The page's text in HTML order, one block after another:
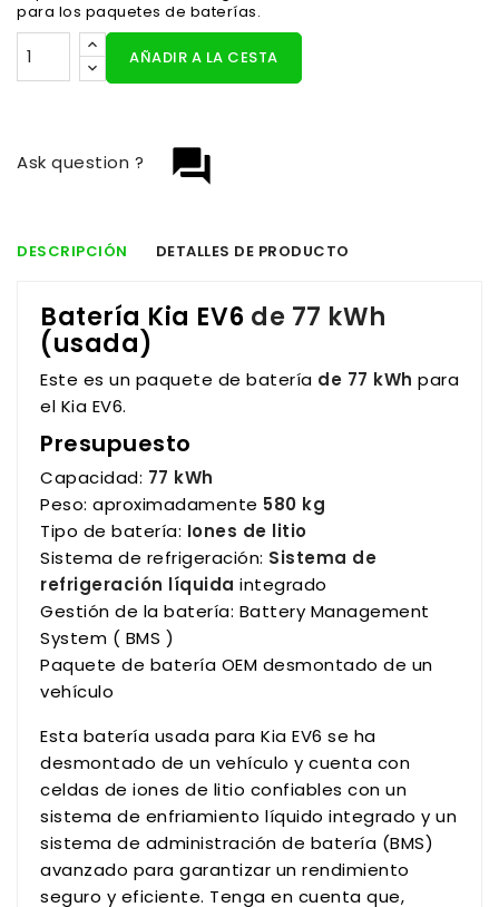
para los paquetes de baterías.
AÑADIR A LA CESTA
question_answer
Ask question ?
DESCRIPCIÓN DETALLES DE PRODUCTO
Batería Kia EV6 de 77 kWh
(usada)
Este es un paquete de batería de 77 kWh para
el Kia EV6.
Presupuesto
Capacidad: 77 kWh
Peso: aproximadamente 580 kg
Tipo de batería: Iones de litio
Sistema de refrigeración: Sistema de
refrigeración líquida integrado
Gestión de la batería: Battery Management
System ( BMS )
Paquete de batería OEM desmontado de un
vehículo
Esta batería usada para Kia EV6 se ha
desmontado de un vehículo y cuenta con
celdas de iones de litio confiables con un
sistema de enfriamiento líquido integrado y un
sistema de administración de batería (BMS)
avanzado para garantizar un rendimiento
seguro y eficiente. Tenga en cuenta que,